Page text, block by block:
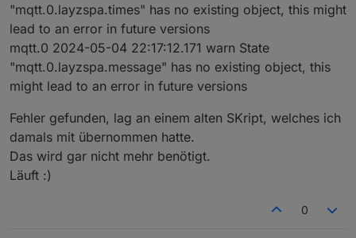
    // Anweisungen werden ausgeführt,
// falls keine der case-Klauseln mit
    break;
}
}
async function init(){
await asyncForEach(STATES, async (obj,
        let id = ID +'.'+ obj._id
await createStateAsync(id,
"mqtt.0.layzspa.times" has no existing object, this might
lead to an error in future versions
mqtt.0 2024-05-04 22:17:12.171 warn State
"mqtt.0.layzspa.message" has no existing object, this
might lead to an error in future versions
Fehler gefunden, lag an einem alten SKript, welches ich
damals mit übernommen hatte.
Das wird gar nicht mehr benötigt.
Läuft :)
0